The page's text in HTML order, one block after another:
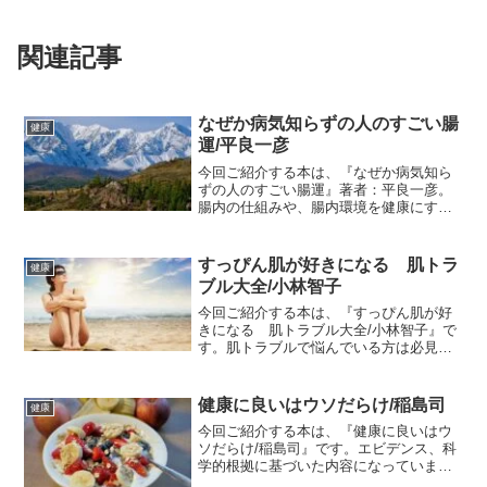
関連記事
健康
なぜか病気知らずの人のすごい腸
運/平良一彦
今回ご紹介する本は、『なぜか病気知ら
ずの人のすごい腸運』著者：平良一彦。
腸内の仕組みや、腸内環境を健康にする
状の改善、肥満の予防、美肌効果など、
様々なメリットがあります。
健康
すっぴん肌が好きになる 肌トラ
ブル大全/小林智子
今回ご紹介する本は、『すっぴん肌が好
きになる 肌トラブル大全/小林智子』で
す。肌トラブルで悩んでいる方は必見で
ど、具体的に紹介されています。
健康 健康に良いはウソだらけ/稲島司
今回ご紹介する本は、『健康に良いはウ
ソだらけ/稲島司』です。エビデンス、科
学的根拠に基づいた内容になっています